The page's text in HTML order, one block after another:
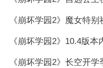
《崩坏学园2》魔女特
《崩坏学园2》10.4版本
《崩坏学园2》长空开